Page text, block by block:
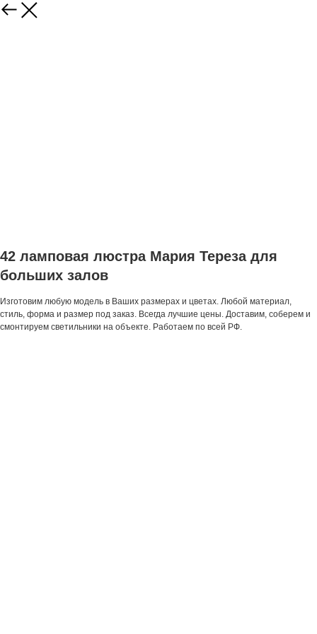
42 ламповая люстра Мария Тереза для
больших залов
Изготовим любую модель в Ваших размерах и цветах. Любой материал,
стиль, форма и размер под заказ. Всегда лучшие цены. Доставим, соберем и
смонтируем светильники на объекте. Работаем по всей РФ.